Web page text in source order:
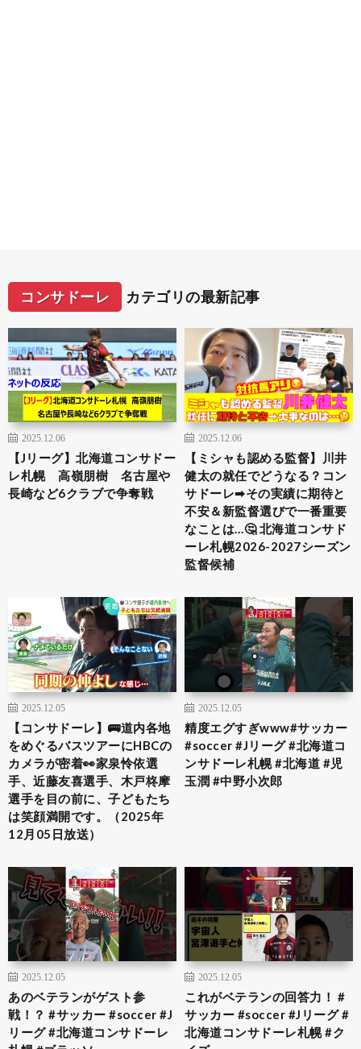
コンサドーレ カテゴリの最新記事
2025.12.06
【Jリーグ】北海道コンサドー
レ札幌 高嶺朋樹 名古屋や
長崎など6クラブで争奪戦
2025.12.06
【ミシャも認める監督】川井
健太の就任でどうなる？コン
サドーレ➡︎その実績に期待と
不安＆新監督選びで一番重要
なことは…🤔 北海道コンサド
ーレ札幌2026-2027シーズン
監督候補
2025.12.05
【コンサドーレ】🚌道内各地
をめぐるバスツアーにHBCの
カメラが密着👀家泉怜依選
手、近藤友喜選手、木戸柊摩
選手を目の前に、子どもたち
は笑顔満開です。（2025年
12月05日放送）
2025.12.05
精度エグすぎwww#サッカー
#soccer #Jリーグ #北海道コ
ンサドーレ札幌 #北海道 #児
玉潤 #中野小次郎
2025.12.05
あのベテランがゲスト参
戦！？ #サッカー #soccer #J
リーグ #北海道コンサドーレ
2025.12.05
これがベテランの回答力！ #
サッカー #soccer #Jリーグ #
北海道コンサドーレ札幌 #ク